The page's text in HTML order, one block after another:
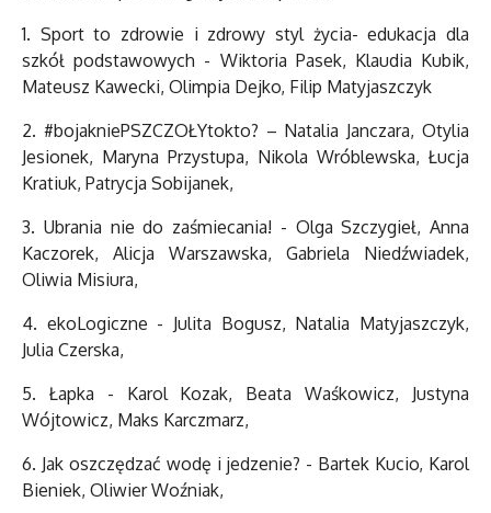
1. Sport to zdrowie i zdrowy styl życia- edukacja dla
szkół podstawowych - Wiktoria Pasek, Klaudia Kubik,
Mateusz Kawecki, Olimpia Dejko, Filip Matyjaszczyk
2. #bojakniePSZCZOŁYtokto? – Natalia Janczara, Otylia
Jesionek, Maryna Przystupa, Nikola Wróblewska, Łucja
Kratiuk, Patrycja Sobijanek,
3. Ubrania nie do zaśmiecania! - Olga Szczygieł, Anna
Kaczorek, Alicja Warszawska, Gabriela Niedźwiadek,
Oliwia Misiura,
4. ekoLogiczne - Julita Bogusz, Natalia Matyjaszczyk,
Julia Czerska,
5. Łapka - Karol Kozak, Beata Waśkowicz, Justyna
Wójtowicz, Maks Karczmarz,
6. Jak oszczędzać wodę i jedzenie? - Bartek Kucio, Karol
Bieniek, Oliwier Woźniak,